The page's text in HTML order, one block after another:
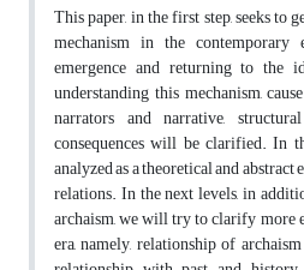
This paper, in the first step, seeks to
mechanism in the
emergence and returning to the
understanding this mechanism,
narrators and narrative,
consequences will be clarified. In
analyzed as a theoretical and
relations. In the next levels, in
archaism, we will try to clarify more
era, namely, relationship of